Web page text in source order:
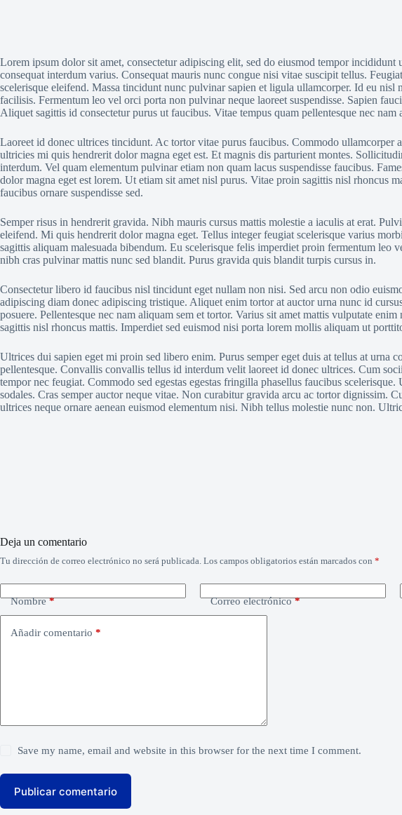
Lorem ipsum dolor sit amet, consectetur adipiscing elit, sed do eiusmod tempor
consequat interdum varius. Consequat mauris nunc congue nisi vitae suscipit tellus.
scelerisque eleifend. Massa tincidunt nunc pulvinar sapien et ligula ullamcorper. Id eu
facilisis. Fermentum leo vel orci porta non pulvinar neque laoreet suspendisse. Sapien
Aliquet sagittis id consectetur purus ut faucibus. Vitae tempus quam pellentesque nec nam
Laoreet id donec ultrices tincidunt. Ac tortor vitae purus faucibus. Commodo ullamcorper
ultricies mi quis hendrerit dolor magna eget est. Et magnis dis parturient montes.
interdum. Vel quam elementum pulvinar etiam non quam lacus suspendisse faucibus.
dolor magna eget est lorem. Ut etiam sit amet nisl purus. Vitae proin sagittis nisl rhoncus
faucibus ornare suspendisse sed.
Semper risus in hendrerit gravida. Nibh mauris cursus mattis molestie a iaculis at erat.
eleifend. Mi quis hendrerit dolor magna eget. Tellus integer feugiat scelerisque varius
sagittis aliquam malesuada bibendum. Eu scelerisque felis imperdiet proin fermentum
nibh cras pulvinar mattis nunc sed blandit. Purus gravida quis blandit turpis cursus in.
Consectetur libero id faucibus nisl tincidunt eget nullam non nisi. Sed arcu non odio
adipiscing diam donec adipiscing tristique. Aliquet enim tortor at auctor urna nunc id
posuere. Pellentesque nec nam aliquam sem et tortor. Varius sit amet mattis vulputate
sagittis nisl rhoncus mattis. Imperdiet sed euismod nisi porta lorem mollis aliquam ut
Ultrices dui sapien eget mi proin sed libero enim. Purus semper eget duis at tellus at
pellentesque. Convallis convallis tellus id interdum velit laoreet id donec ultrices. Cum
tempor nec feugiat. Commodo sed egestas egestas fringilla phasellus faucibus
sodales. Cras semper auctor neque vitae. Non curabitur gravida arcu ac tortor dignissim.
ultrices neque ornare aenean euismod elementum nisi. Nibh tellus molestie nunc non.
Deja un comentario
Tu dirección de correo electrónico no será publicada. Los campos obligatorios están marcados con *
Nombre* Correo electrónico*
Añadir comentario *
Save my name, email and website in this browser for the next time I comment.
Publicar comentario